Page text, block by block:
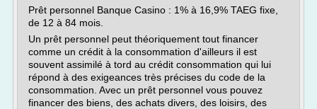
Prêt personnel Banque Casino : 1% à 16,9% TAEG fixe,
de 12 à 84 mois.
Un prêt personnel peut théoriquement tout financer
comme un crédit à la consommation d'ailleurs il est
souvent assimilé à tord au crédit consommation qui lui
répond à des exigeances très précises du code de la
consommation. Avec un prêt personnel vous pouvez
financer des biens, des achats divers, des loisirs, des